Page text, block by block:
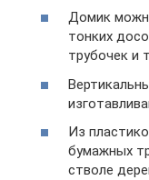
Домик
тонких
трубочек и
Из
бумажных
стволе